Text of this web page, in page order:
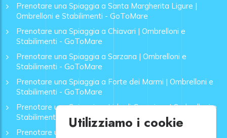
Prenotare una Spiaggia a Santa Margherita Ligure |
Ombrelloni e Stabilimenti - GoToMare
Prenotare una Spiaggia a Chiavari | Ombrelloni e
Stabilimenti - GoToMare
Prenotare una Spiaggia a Sarzana | Ombrelloni e
Stabilimenti - GoToMare
Prenotare una Spiaggia a Forte dei Marmi | Ombrelloni e
Stabilimenti - GoToMare
Prenotare una Spiaggia a Lido di Camaiore | Ombrelloni e
Stabilimenti - GoToMare
Prenotare una Spiaggia a Rapallo | Ombrelloni e
Utilizziamo i cookie